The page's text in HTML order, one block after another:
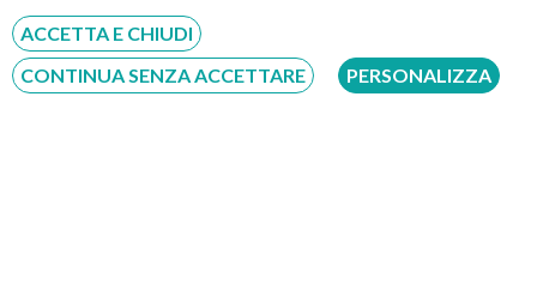
ACCETTA E CHIUDI
CONTINUA SENZA ACCETTARE
PERSONALIZZA
CONTATTI